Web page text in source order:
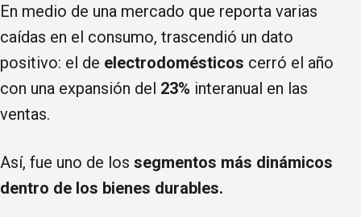
En medio de una mercado que reporta varias
caídas en el consumo, trascendió un dato
positivo: el de electrodomésticos cerró el año
con una expansión del 23% interanual en las
ventas.
Así, fue uno de los segmentos más dinámicos
dentro de los bienes durables.